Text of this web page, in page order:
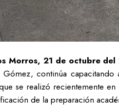
Morros, 21 de octubre
continúa
se realizó recientemente
de la preparación